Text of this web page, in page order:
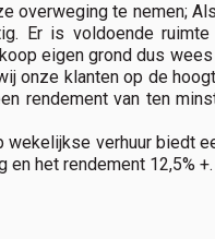
overweging te nemen;
Er is voldoende
eigen grond dus
onze klanten op de
rendement van ten
verhuur biedt
het rendement 12,5% +.